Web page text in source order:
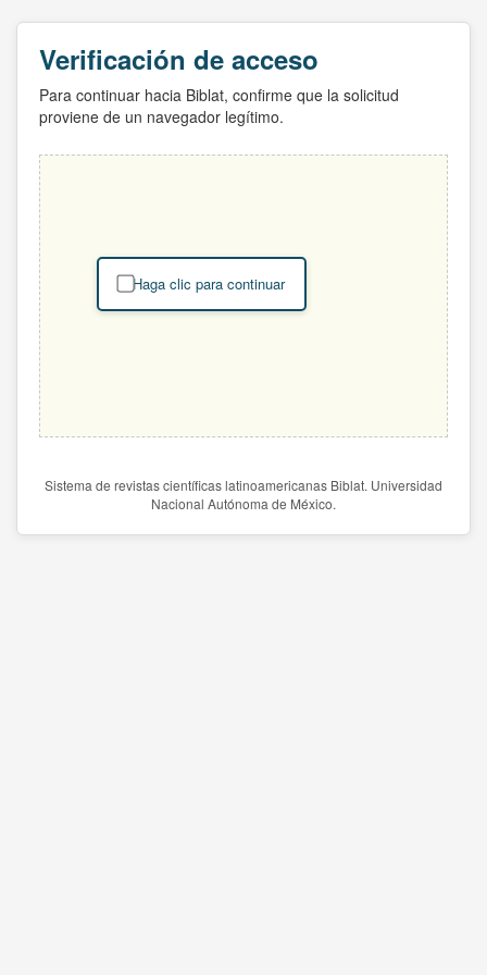
Verificación de acceso
Para continuar hacia Biblat, confirme que la solicitud
proviene de un navegador legítimo.
Haga clic para continuar
Sistema de revistas científicas latinoamericanas Biblat. Universidad
Nacional Autónoma de México.